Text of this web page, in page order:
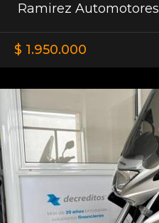
Ramirez Automotores
$ 1.950.000